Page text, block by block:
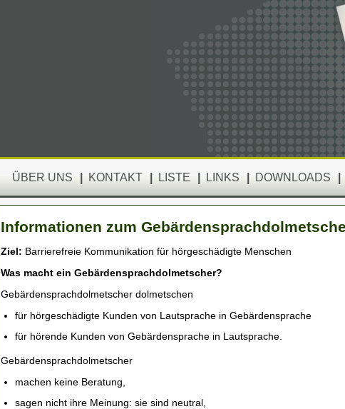
ÜBER UNS KONTAKT LISTE LINKS DOWNLOADS
Informationen zum
Ziel: Barrierefreie Kommunikation für hörgeschädigte Menschen
Was macht ein Gebärdensprachdolmetscher?
Gebärdensprachdolmetscher dolmetschen
für hörgeschädigte Kunden von Lautsprache in Gebärdensprache
für hörende Kunden von Gebärdensprache in Lautsprache.
Gebärdensprachdolmetscher
machen keine Beratung,
sagen nicht ihre Meinung: sie sind neutral,